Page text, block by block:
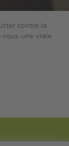
contre la
vous une vraie